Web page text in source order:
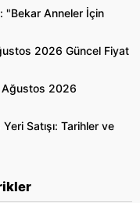
"Bekar Anneler İçin
2026 Güncel Fiyat
Ağustos 2026
Satışı: Tarihler ve